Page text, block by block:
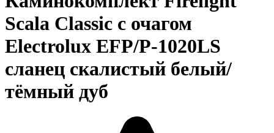
Scala Classic с очагом
Electrolux EFP/P-1020LS
сланец скалистый белый/
тёмный дуб